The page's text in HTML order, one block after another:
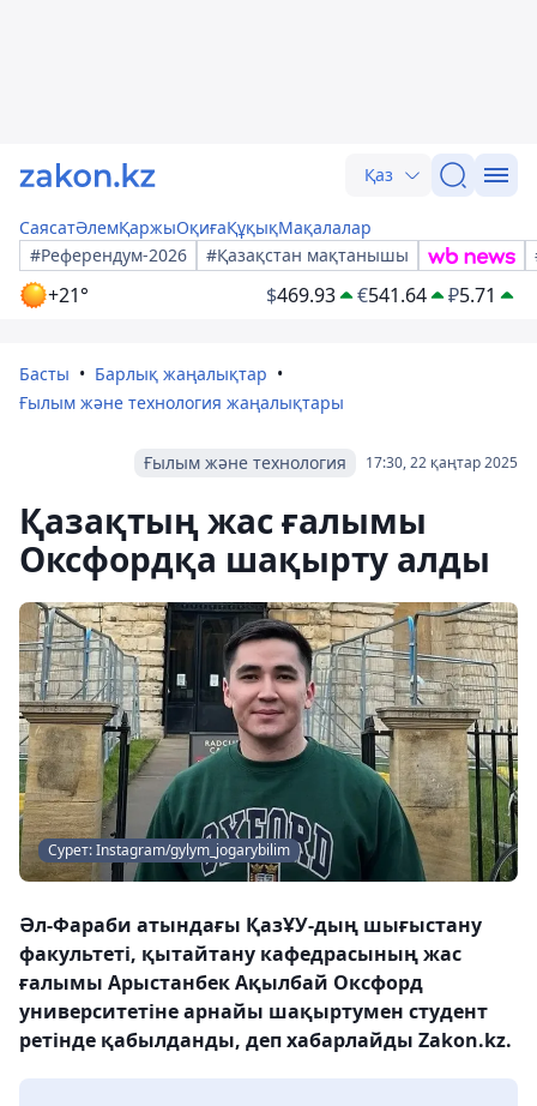
Қаз
СаясатӘлемҚаржыОқиғаҚұқықМақалалар
#Референдум-2026
#Қазақстан мақтанышы
+21° $469.93 €541.64 ₽5.71
Басты
Барлық жаңалықтар
Ғылым және технология жаңалықтары
17:30, 22 қаңтар 2025
Ғылым және технология
Қазақтың жас ғалымы
Оксфордқа шақырту алды
Сурет: Instagram/gylym_jogarybilim
Әл-Фараби атындағы ҚазҰУ-дың шығыстану
факультеті, қытайтану кафедрасының жас
ғалымы Арыстанбек Ақылбай Оксфорд
университетіне арнайы шақыртумен студент
ретінде қабылданды, деп хабарлайды Zakon.kz.